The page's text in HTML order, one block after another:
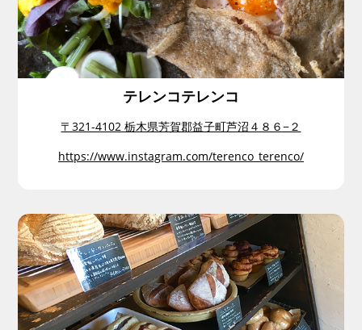
テレンコテレンコ
〒321-4102 栃木県芳賀郡益子町芦沼４８６−２
https://www.instagram.com/terenco_terenco/